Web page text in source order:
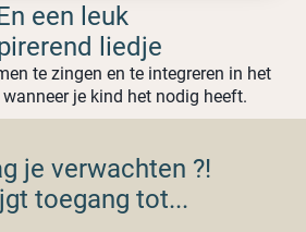
een leuk
liedje
te zingen en te integreren in het
je kind het nodig heeft.
je verwachten ?!
toegang tot...